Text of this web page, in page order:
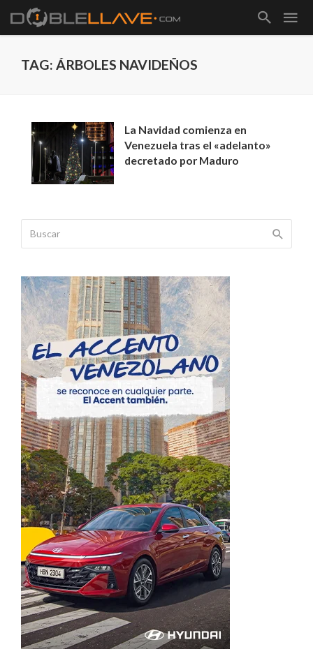
TAG: ÁRBOLES NAVIDEÑOS
La Navidad comienza en
Venezuela tras el «adelanto»
decretado por Maduro